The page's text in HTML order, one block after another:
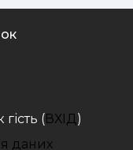
(ВХІД )
даних